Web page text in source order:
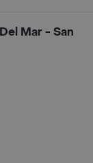
Mar - San